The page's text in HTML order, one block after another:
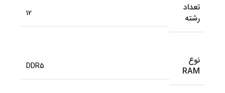
تعداد
رشته
12
نوع
RAM
DDR5